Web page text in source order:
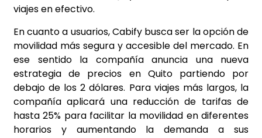
viajes en efectivo.
En cuanto a usuarios, Cabify busca ser la opción de
movilidad más segura y accesible del mercado. En
ese sentido la compañía anuncia una nueva
estrategia de precios en Quito partiendo por
debajo de los 2 dólares. Para viajes más largos, la
compañía aplicará una reducción de tarifas de
hasta 25% para facilitar la movilidad en diferentes
horarios y aumentando la demanda a sus